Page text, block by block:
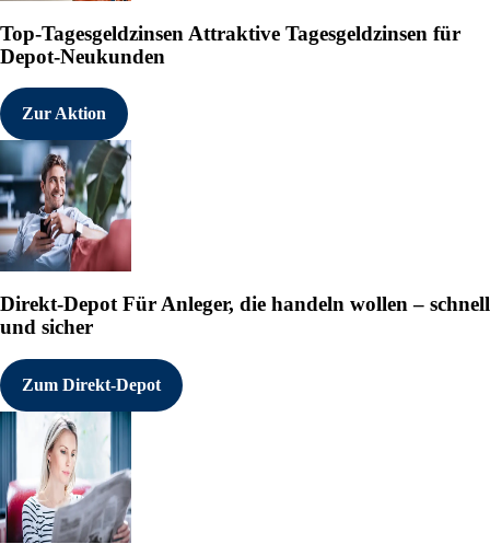
Top-Tagesgeldzinsen Attraktive Tagesgeldzinsen für
Depot-Neukunden
Zur Aktion
Direkt-Depot Für Anleger, die handeln wollen – schnell
und sicher
Zum Direkt-Depot